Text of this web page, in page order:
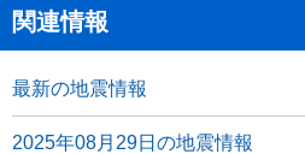
関連情報
最新の地震情報
2025年08月29日の地震情報